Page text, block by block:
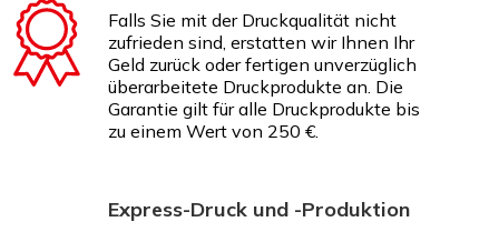
Falls Sie mit der Druckqualität nicht
zufrieden sind, erstatten wir Ihnen Ihr
Geld zurück oder fertigen unverzüglich
überarbeitete Druckprodukte an. Die
Garantie gilt für alle Druckprodukte bis
zu einem Wert von 250 €.
Express-Druck und -Produktion